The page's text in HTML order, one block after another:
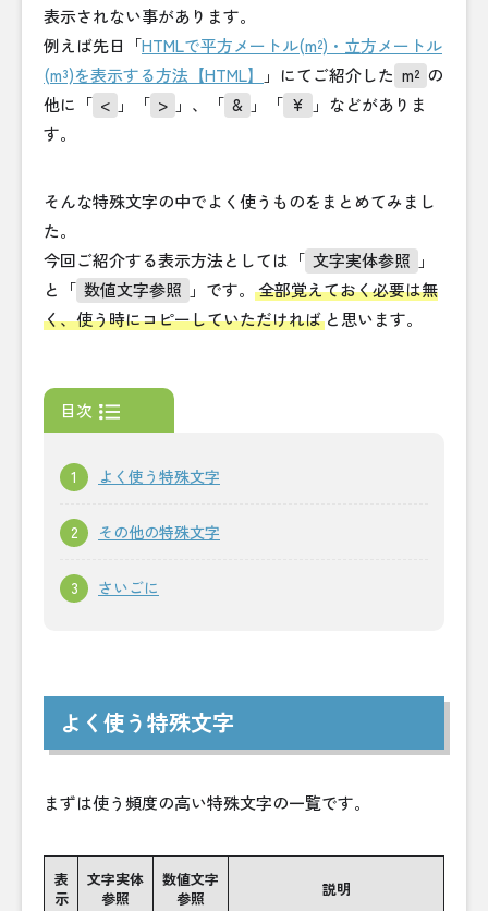
表示されない事があります。
例えば先日「HTMLで平方メートル(m²)・立方メートル
(m³)を表示する方法【HTML】
」にてご紹介した m² の
他に「 < 」「 > 」、「 & 」「 ¥
」などがありま
す。
そんな特殊文字の中でよく使うものをまとめてみまし
た。
今回ご紹介する表示方法としては「 文字実体参照 」
と「 数値文字参照 」です。
全部覚えておく必要は無
く、使う時にコピーしていただければ と思います。
目次
よく使う特殊文字
その他の特殊文字
さいごに
よく使う特殊文字
まずは使う頻度の高い特殊文字の一覧です。
表
示
文字実体
参照
数値文字
参照
説明